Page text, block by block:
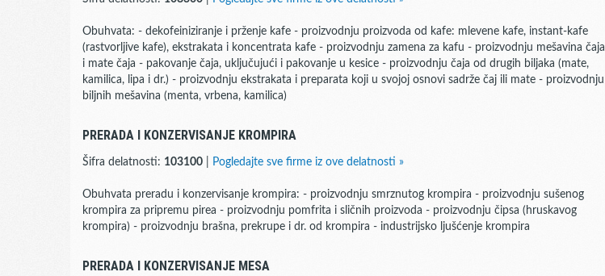
Obuhvata: - dekofeiniziranje i prženje kafe - proizvodnju proizvoda od kafe: mlevene kafe, instant-kafe
(rastvorljive kafe), ekstrakata i koncentrata kafe - proizvodnju zamena za kafu - proizvodnju mešavina čaja
i mate čaja - pakovanje čaja, uključujući i pakovanje u kesice - proizvodnju čaja od drugih biljaka (mate,
kamilica, lipa i dr.) - proizvodnju ekstrakata i preparata koji u svojoj osnovi sadrže čaj ili mate - proizvodnju
biljnih mešavina (menta, vrbena, kamilica)
PRERADA I KONZERVISANJE KROMPIRA
Šifra delatnosti: 103100 Pogledajte sve firme iz ove delatnosti »
Obuhvata preradu i konzervisanje krompira: - proizvodnju smrznutog krompira - proizvodnju sušenog
krompira za pripremu pirea - proizvodnju pomfrita i sličnih proizvoda - proizvodnju čipsa (hruskavog
krompira) - proizvodnju brašna, prekrupe i dr. od krompira - industrijsko ljušćenje krompira
PRERADA I KONZERVISANJE MESA